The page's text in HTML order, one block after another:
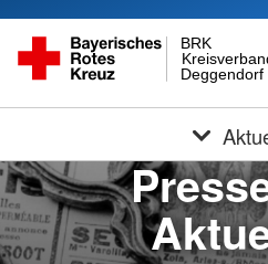
Deggendorf
BRK